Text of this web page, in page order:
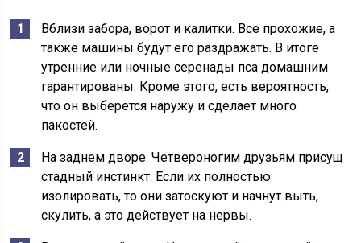
Вблизи забора, ворот и калитки. Все прохожие, а
также машины будут его раздражать. В итоге
утренние или ночные серенады пса домашним
гарантированы. Кроме этого, есть вероятность,
что он выберется наружу и сделает много
пакостей.
На заднем дворе. Четвероногим друзьям присущ
стадный инстинкт. Если их полностью
изолировать, то они затоскуют и начнут выть,
скулить, а это действует на нервы.